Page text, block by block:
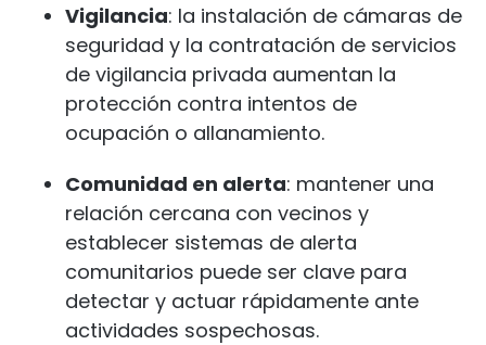
Vigilancia: la instalación de cámaras de
seguridad y la contratación de servicios
de vigilancia privada aumentan la
protección contra intentos de
ocupación o allanamiento.
Comunidad en alerta: mantener una
relación cercana con vecinos y
establecer sistemas de alerta
comunitarios puede ser clave para
detectar y actuar rápidamente ante
actividades sospechosas.